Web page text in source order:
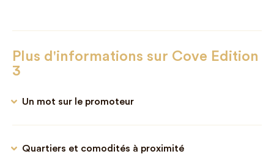
Plus d'informations sur Cove Edition
3
Un mot sur le promoteur
Quartiers et comodités à proximité